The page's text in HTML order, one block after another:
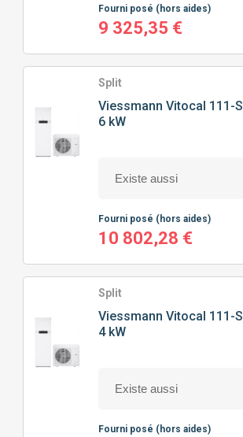
Fourni posé (hors aides)
9 325,35 €
Split
Viessmann Vitocal 111-S
6 kW
Fourni posé (hors aides)
10 802,28 €
Split
Viessmann Vitocal 111-S
4 kW
Fourni posé (hors aides)